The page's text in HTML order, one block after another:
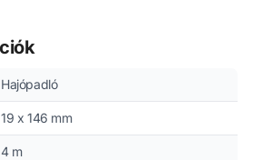
Hajópadló
19 x 146 mm
4 m